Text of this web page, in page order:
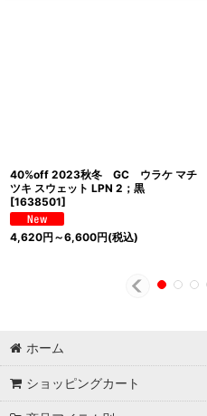
40%off 2023秋冬 GC ウラケ マチ
ツキ スウェット LPN 2；黒
[1638501]
4,620円 ～6,600円(税込)
ホーム
ショッピングカート